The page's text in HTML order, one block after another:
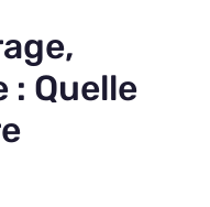
Quelle